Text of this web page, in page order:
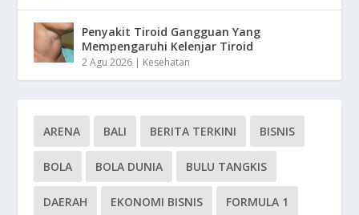
Penyakit Tiroid Gangguan Yang
Mempengaruhi Kelenjar Tiroid
2 Agu 2026 | Kesehatan
ARENA BALI BERITA TERKINI BISNIS
BOLA BOLA DUNIA BULU TANGKIS
DAERAH EKONOMI BISNIS FORMULA 1